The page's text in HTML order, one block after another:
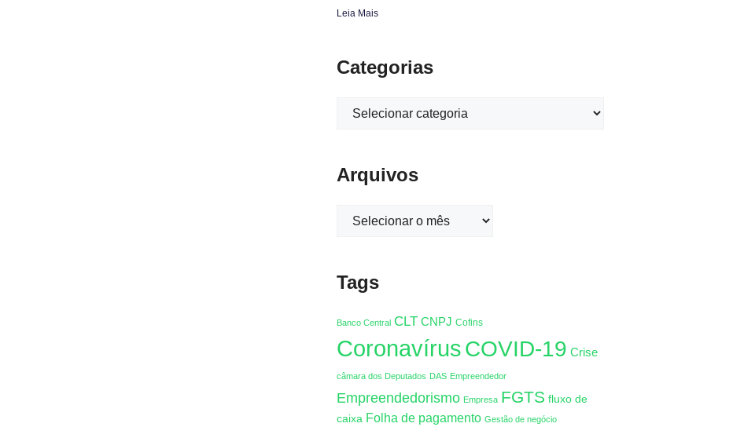
Leia Mais
Categorias
Arquivos
Tags
Banco Central CLT CNPJ Cofins
CoronavírusCOVID-19 Crise
câmara dos Deputados DAS Empreendedor
Empreendedorismo Empresa FGTS fluxo de
caixa Folha de pagamento Gestão de negócio